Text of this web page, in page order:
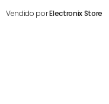
Vendido porElectronix Store